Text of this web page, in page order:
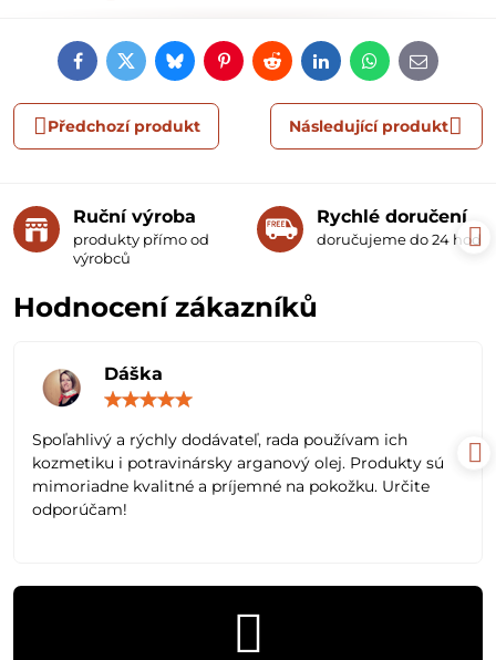
FacebookTwitterBlueskyPinterestRedditLinkedInWhatsApp
E-
mail
Předchozí produkt Následující produkt
Ruční výroba
produkty přímo od
výrobců
Rychlé doručení
doručujeme do 24 hodin
Hodnocení zákazníků
Dáška
5
Spoľahlivý a rýchly dodávateľ, rada používam ich
kozmetiku i potravinársky arganový olej. Produkty sú
mimoriadne kvalitné a príjemné na pokožku. Určite
odporúčam!